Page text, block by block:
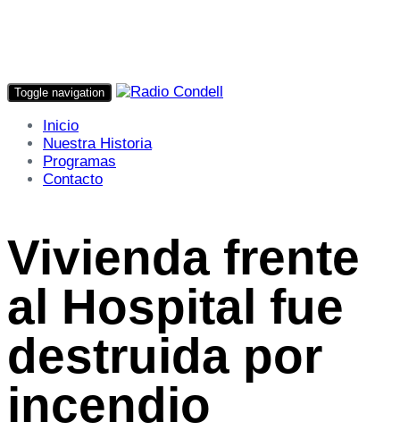
Toggle navigation
Inicio
Nuestra Historia
Programas
Contacto
Vivienda frente
al Hospital fue
destruida por
incendio